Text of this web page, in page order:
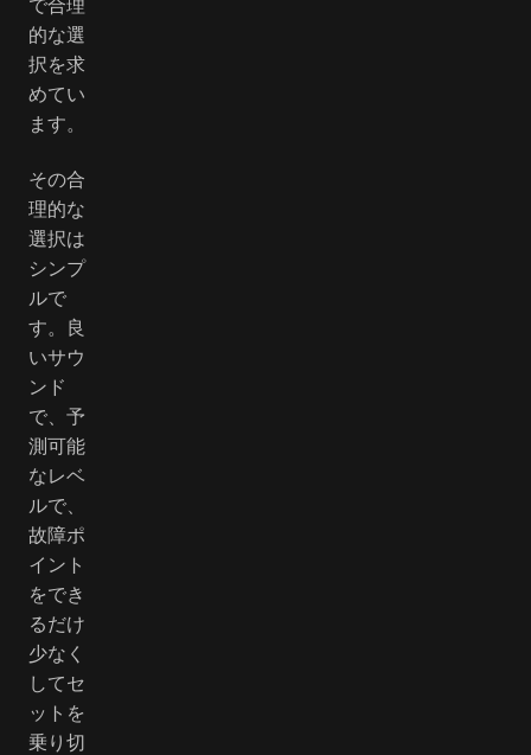
的な選
択を求
めてい
ます。
その合
理的な
選択は
シンプ
ルで
す。良
いサウ
ンド
で、予
測可能
なレベ
ルで、
故障ポ
イント
をでき
るだけ
少なく
してセ
ットを
乗り切